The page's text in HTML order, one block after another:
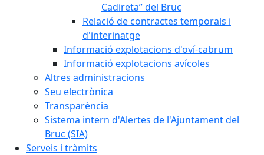
Cadireta” del Bruc
Relació de contractes temporals i
d'interinatge
Informació explotacions d'oví-cabrum
Informació explotacions avícoles
Altres administracions
Seu electrònica
Transparència
Sistema intern d'Alertes de l'Ajuntament del
Bruc (SIA)
Serveis i tràmits